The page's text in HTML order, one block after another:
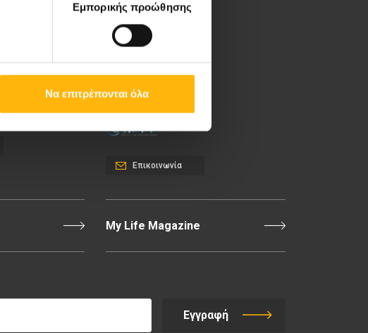
Εμπορικής προώθησης
Να επιτρέπονται όλα
151 23 Μαρούσι, Αθήνα
Τηλ. Κέντρο: 210 61 84
Επικοινωνία
My Life Magazine
Εγγραφή